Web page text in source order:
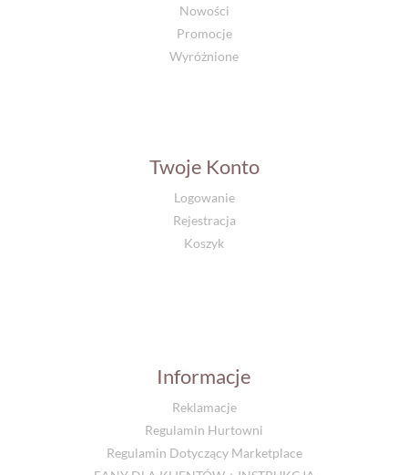
Nowości
Promocje
Wyróżnione
Twoje Konto
Logowanie
Rejestracja
Koszyk
Informacje
Reklamacje
Regulamin Hurtowni
Regulamin Dotyczący Marketplace